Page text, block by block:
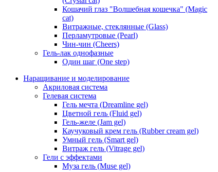
Кошачий глаз "Волшебная кошечка" (Magic
cat)
Витражные, стеклянные (Glass)
Перламутровые (Pearl)
Чин-чин (Cheers)
Гель-лак однофазные
Один шаг (One step)
Наращивание и моделирование
Акриловая система
Гелевая система
Гель мечта (Dreamline gel)
Цветной гель (Fluid gel)
Гель-желе (Jam gel)
Каучуковый крем гель (Rubber cream gel)
Умный гель (Smart gel)
Витраж гель (Vitrage gel)
Гели с эффектами
Муза гель (Muse gel)